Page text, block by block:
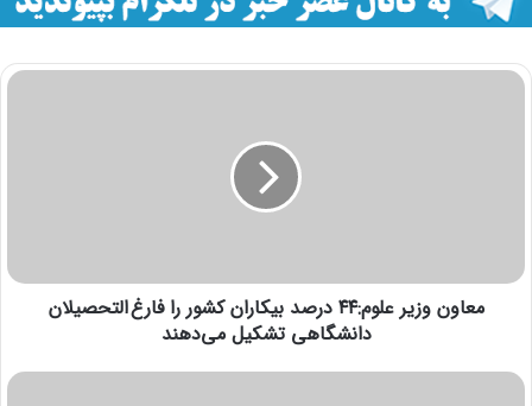
معاون وزیر علوم:۴۴ درصد بیکاران کشور را فارغ التحصیلان
دانشگاهی تشکیل می‌دهند